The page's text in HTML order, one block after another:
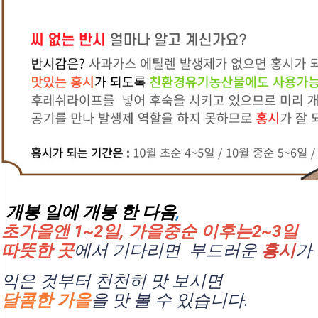
개봉 일에 개봉 한 다음,
초가을엔 1~2일, 가을중순 이후는2~3일
따뜻한 곳에서 기다리면 부드러운 홍시가
익은 것부터 천천히 맛 보시면
달콤한 가을을 맛 볼 수 있습니다.